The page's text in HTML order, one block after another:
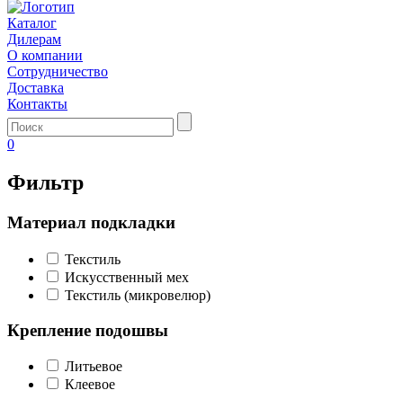
Каталог
Дилерам
О компании
Сотрудничество
Доставка
Контакты
0
Фильтр
Материал подкладки
Текстиль
Искусственный мех
Текстиль (микровелюр)
Крепление подошвы
Литьевое
Клеевое